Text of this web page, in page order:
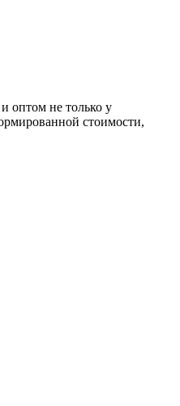
оптом не только у
стоимости,